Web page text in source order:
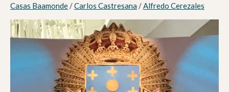
Casas Baamonde /Carlos Castresana /Alfredo Cerezales